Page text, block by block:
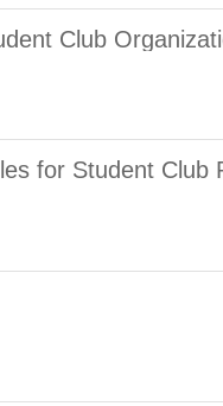
Club
for Student Club